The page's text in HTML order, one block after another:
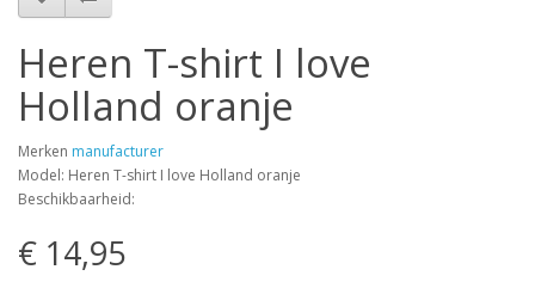
Heren T-shirt I love
Holland oranje
Merken manufacturer
Model: Heren T-shirt I love Holland oranje
Beschikbaarheid:
€ 14,95